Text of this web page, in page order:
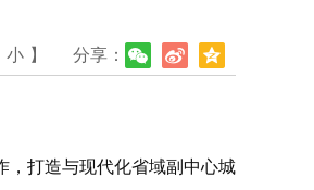
分享：
小 】
，打造与现代化省域副中心城